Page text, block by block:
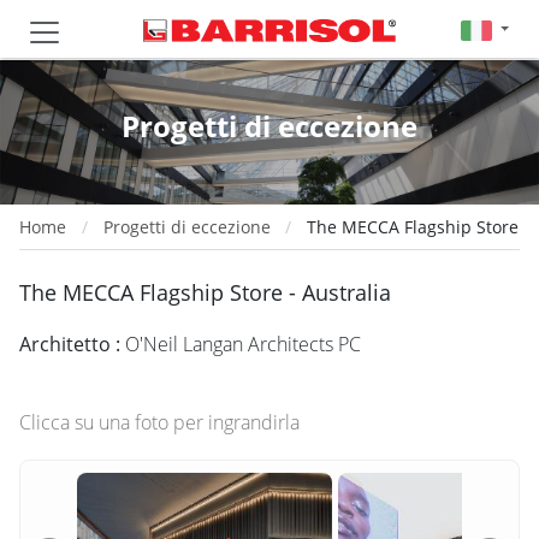
Progetti di eccezione
Home Progetti di eccezione The MECCA Flagship Store
The MECCA Flagship Store - Australia
Architetto : O'Neil Langan Architects PC
Clicca su una foto per ingrandirla